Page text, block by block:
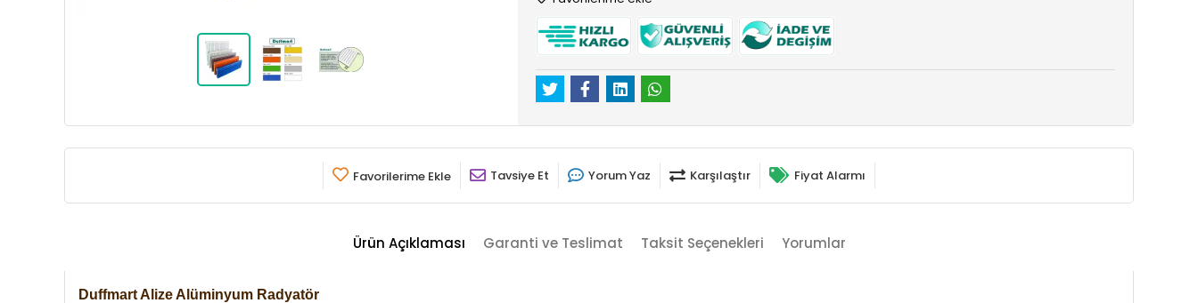
Favorilerime Ekle Tavsiye Et Yorum Yaz Karşılaştır Fiyat Alarmı
Ürün Açıklaması Garanti ve Teslimat Taksit Seçenekleri Yorumlar
Duffmart Alize Alüminyum Radyatör